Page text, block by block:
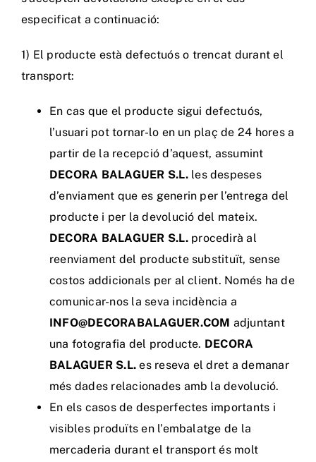
especificat a continuació:
1) El producte està defectuós o trencat durant el
transport:
En cas que el producte sigui defectuós,
l’usuari pot tornar-lo en un plaç de 24 hores a
partir de la recepció d’aquest, assumint
DECORA BALAGUER S.L.les despeses
d’enviament que es generin per l’entrega del
producte i per la devolució del mateix.
DECORA BALAGUER S.L.procedirà al
reenviament del producte substituït, sense
costos addicionals per al client. Només ha de
comunicar-nos la seva incidència a
INFO@DECORABALAGUER.COM adjuntant
una fotografia del producte. DECORA
BALAGUER S.L. es reseva el dret a demanar
més dades relacionades amb la devolució.
En els casos de desperfectes importants i
visibles produïts en l’embalatge de la
mercaderia durant el transport és molt